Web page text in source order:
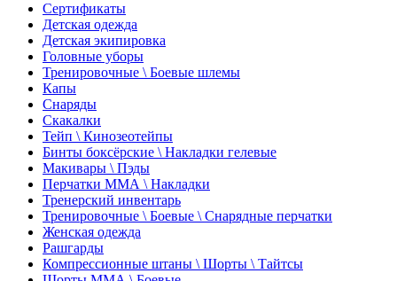
Сертификаты
Детская одежда
Детская экипировка
Головные уборы
Тренировочные \ Боевые шлемы
Капы
Снаряды
Скакалки
Тейп \ Кинозеотейпы
Бинты боксёрские \ Накладки гелевые
Макивары \ Пэды
Перчатки ММА \ Накладки
Тренерский инвентарь
Тренировочные \ Боевые \ Снарядные перчатки
Женская одежда
Рашгарды
Компрессионные штаны \ Шорты \ Тайтсы